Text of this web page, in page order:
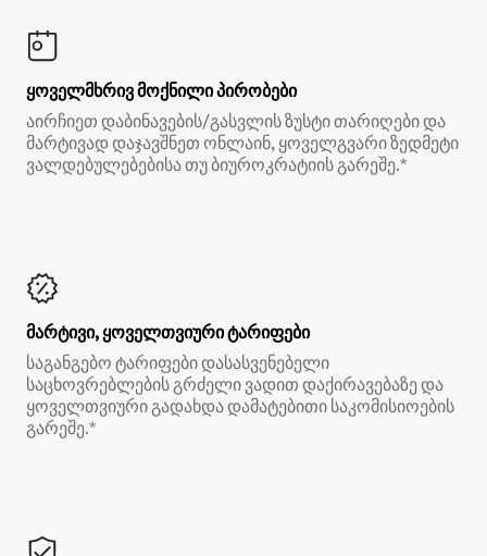
ყოველმხრივ მოქნილი პირობები
აირჩიეთ დაბინავების/გასვლის ზუსტი თარიღები და
მარტივად დაჯავშნეთ ონლაინ, ყოველგვარი ზედმეტი
ვალდებულებებისა თუ ბიუროკრატიის გარეშე.*
მარტივი, ყოველთვიური ტარიფები
საგანგებო ტარიფები დასასვენებელი
საცხოვრებლების გრძელი ვადით დაქირავებაზე და
ყოველთვიური გადახდა დამატებითი საკომისიოების
გარეშე.*